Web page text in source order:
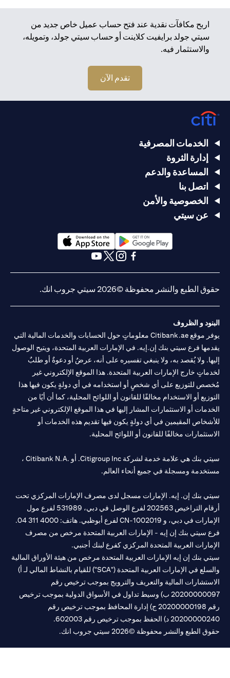
اربح مكافآت نقدية عند فتح حساب عميل خاص جديد من
سيتي جولد برايفيت كلاينت أو حساب سيتي جولد، وتمويله،
والاستثمار فيه.
تقدم الآن
الخدمات المصرفية
إدارة الثروة
المساعدة والدعم
اتصل بنا
الخصوصية والأمن
عن سيتي
(opens in a new tab)
الطبع والنشر محفوظة ©2026 سيتي جروب انك.
و الظروف
يوفر موقع Citibank.ae معلوماتٍ حول الحسابات والخدمات المالية التي
فرع سيتي بنك إن.إيه. في الإمارات العربية المتحدة، ويتيح الوصول
ولا يُقصد به، ولا ينبغي تفسيره على أنه، عرضٌ أو دعوةٌ أو طلبٌ
خارج الإمارات العربية المتحدة. هذا الموقع الإلكتروني غير
للتوزيع على أي شخصٍ أو استخدامه في أي دولةٍ يكون فيها هذا
أو الاستخدام مخالفًا للقانون أو اللوائح المحلية، كما أن أيًا من
أو الاستثمارات المشار إليها في هذا الموقع الإلكتروني غير متاحةٍ
المقيمين في أي دولةٍ يكون فيها تقديم هذه الخدمات أو
مخالفًا للقانون أو اللوائح المحلية.
سيتي بنك هي علامة خدمة لشركة Citigroup Inc. أو .Citibank N.A ،
ومسجلة في جميع أنحاء العالم.
بنك إن. إيه. الإمارات مسجل لدى مصرف الإمارات المركزي تحت
أرقام التراخيص 202563 لفرع الوصل في دبي، 531989 لفرع مول
في دبي، وCN-1002019لفرع أبوظبي. هاتف: 4000 311 04.
سيتي بنك إن إيه - الإمارات العربية المتحدة مرخص من مصرف
العربية المتحدة المركزي كفرع لبنك أجنبي.
بنك إن إيه الإمارات العربية المتحدة مرخص من هيئة الأوراق المالية
والسلع في الإمارات العربية المتحدة ("SCA") للقيام بالنشاط المالي لـ أ)
المالية والتعريف والترويج بموجب ترخيص رقم
20200000097 ب) وسيط تداول في الأسواق الدولية بموجب ترخيص
رقم 20200000198 ج) إدارة المحافظ بموجب ترخيص رقم
د) الحفظ بموجب ترخيص رقم 602003.
الطبع والنشر محفوظة ©2026 سيتي جروب انك.